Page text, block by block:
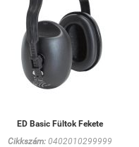
ED Basic Fültok Fekete
Cikkszám: 0402010299999